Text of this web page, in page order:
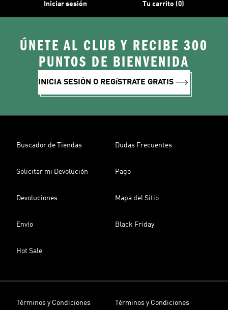
Iniciar sesión Tu carrito (0)
ÚNETE AL CLUB Y RECIBE 300
PUNTOS DE BIENVENIDA
INICIA SESIÓN O REGíSTRATE GRATIS
Buscador de Tiendas Dudas Frecuentes
Solicitar mi Devolución Pago
Devoluciones Mapa del Sitio
Envío Black Friday
Hot Sale
Términos y Condiciones
Términos y Condiciones